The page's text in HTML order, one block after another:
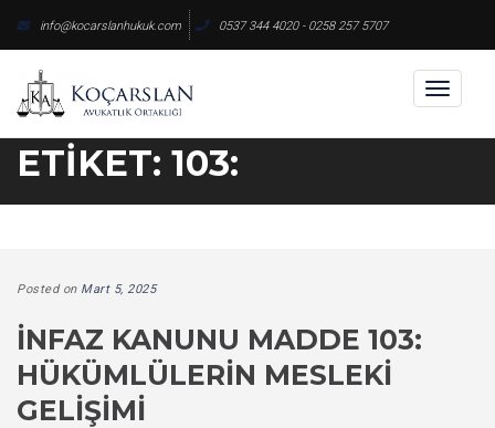
content
info@kocarslanhukuk.com 0537 344 4020 - 0258 257 5707
Toggle
ETIKET: 103:
Posted on Mart 5, 2025
İNFAZ KANUNU MADDE 103:
HÜKÜMLÜLERIN MESLEKI
GELIŞIMI